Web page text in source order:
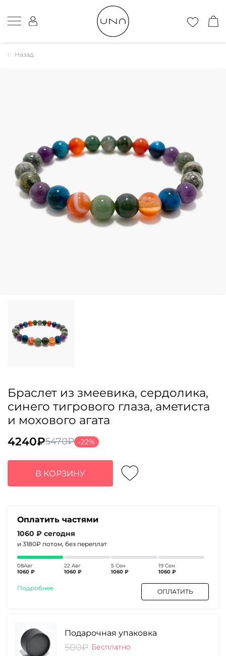
Назад
Браслет из змеевика, сердолика,
синего тигрового глаза, аметиста
и мохового агата
5470₽
Первоначальная
цена
составляла
5470₽.
4240₽
Текущая
цена:
4240₽.
-22%
В КОРЗИНУ
Оплатить частями
1060 ₽ сегодня
и 3180₽ потом, без переплат
08Авг
1060 ₽
22 Авг
1060 ₽
5 Сен
1060 ₽
19 Сен
1060 ₽
Подробнее ОПЛАТИТЬ
Подарочная упаковка
500₽ Бесплатно